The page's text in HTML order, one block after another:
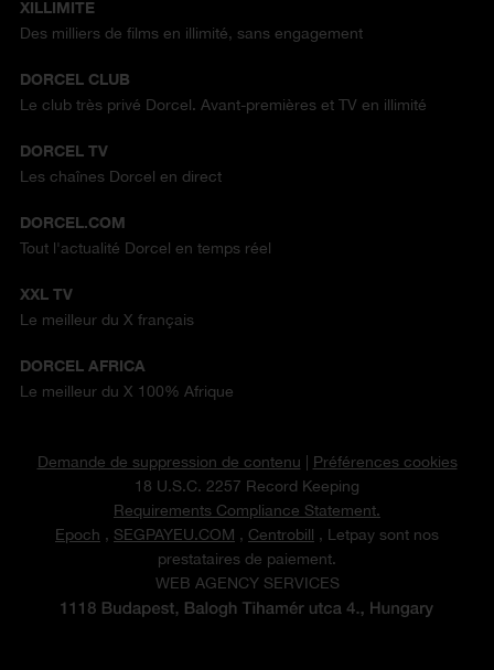
XILLIMITE
Des milliers de films en illimité, sans engagement
DORCEL CLUB
Le club très privé Dorcel. Avant-premières et TV en illimité
DORCEL TV
Les chaînes Dorcel en direct
DORCEL.COM
Tout l'actualité Dorcel en temps réel
XXL TV
Le meilleur du X français
DORCEL AFRICA
Le meilleur du X 100% Afrique
Demande de suppression de contenu
Préférences cookies
18 U.S.C. 2257 Record Keeping
Requirements Compliance Statement.
Epoch , SEGPAYEU.COM , Centrobill , Letpay sont nos
prestataires de paiement.
WEB AGENCY SERVICES